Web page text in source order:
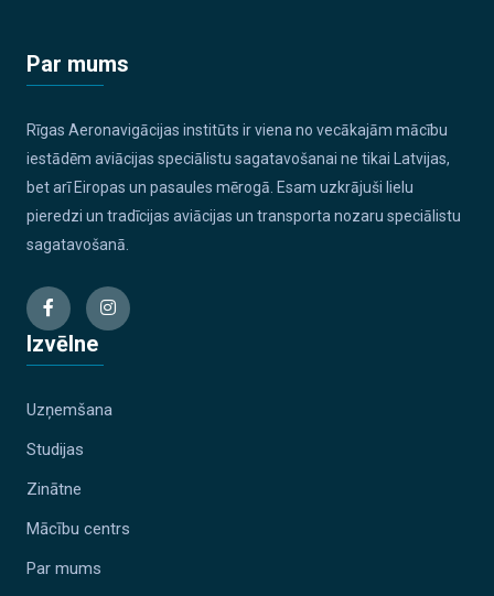
Par mums
Rīgas Aeronavigācijas institūts ir viena no vecākajām mācību
iestādēm aviācijas speciālistu sagatavošanai ne tikai Latvijas,
bet arī Eiropas un pasaules mērogā. Esam uzkrājuši lielu
pieredzi un tradīcijas aviācijas un transporta nozaru speciālistu
sagatavošanā.
Izvēlne
Uzņemšana
Studijas
Zinātne
Mācību centrs
Par mums